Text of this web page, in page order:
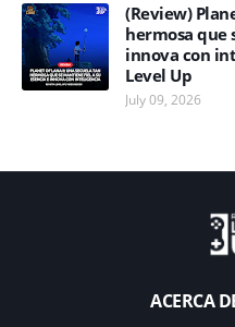
(Review)
hermosa que
innova con
Level Up
July 09, 2026
ACERCA